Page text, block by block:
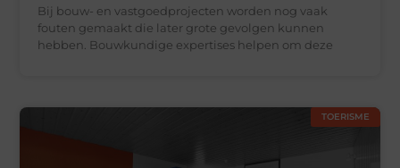
Bij bouw- en vastgoedprojecten worden nog vaak
fouten gemaakt die later grote gevolgen kunnen
hebben. Bouwkundige expertises helpen om deze
TOERISME